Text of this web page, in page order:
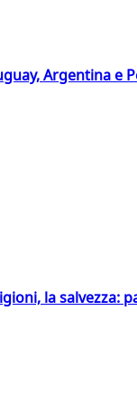
Argentina e
la salvezza: